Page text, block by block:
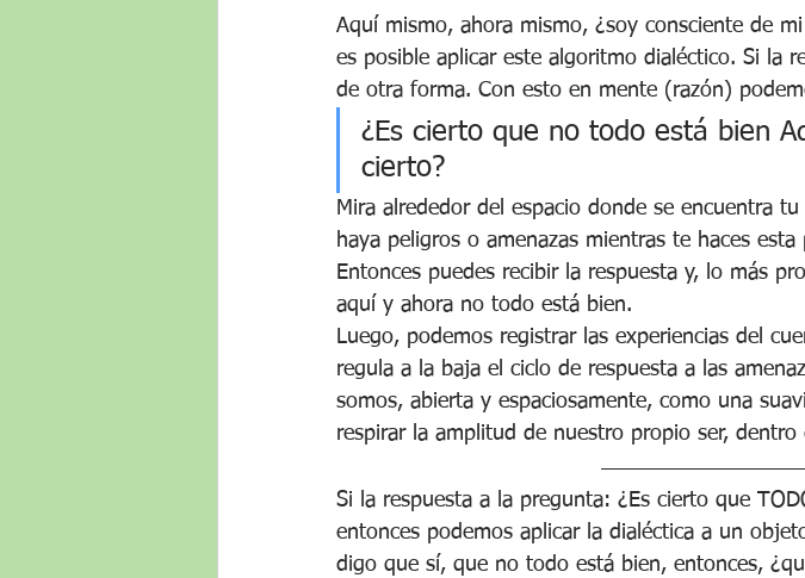
Aquí mismo, ahora mismo, ¿soy consciente de
es posible aplicar este algoritmo dialéctico. Si la
de otra forma. Con esto en mente (razón)
¿Es cierto que no todo está bien
cierto?
Mira alrededor del espacio donde se encuentra
haya peligros o amenazas mientras te haces
Entonces puedes recibir la respuesta y, lo más
aquí y ahora no todo está bien.
Luego, podemos registrar las experiencias del
regula a la baja el ciclo de respuesta a las
somos, abierta y espaciosamente, como una
respirar la amplitud de nuestro propio ser,
Si la respuesta a la pregunta: ¿Es cierto que
entonces podemos aplicar la dialéctica a un
digo que sí, que no todo está bien, entonces,